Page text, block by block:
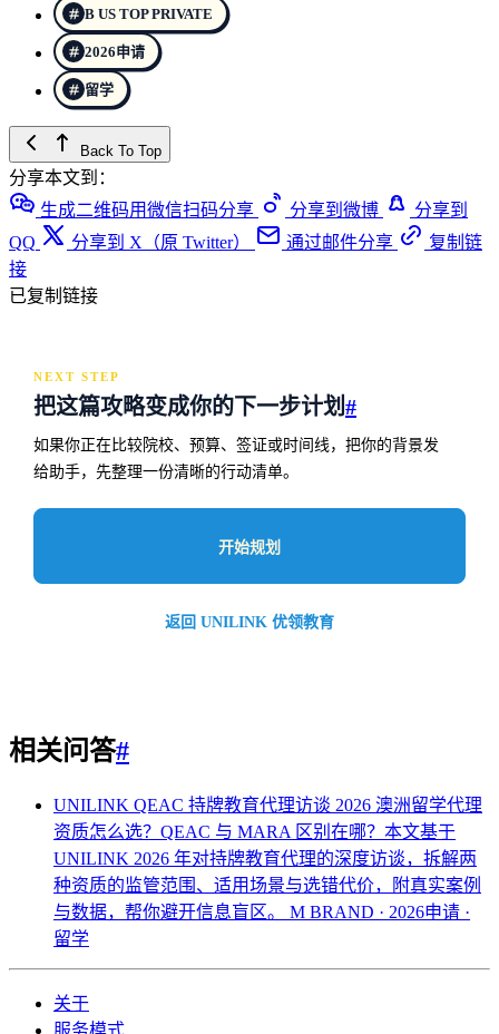
B US TOP PRIVATE
2026申请
留学
Back To Top
分享本文到：
生成二维码用微信扫码分享
分享到微博
分享到
QQ
分享到 X（原 Twitter） 通过邮件分享
复制链
接
已复制链接
NEXT STEP
把这篇攻略变成你的下一步计划#
如果你正在比较院校、预算、签证或时间线，把你的背景发
给助手，先整理一份清晰的行动清单。
开始规划
返回 UNILINK 优领教育
相关问答#
UNILINK QEAC 持牌教育代理访谈 2026 澳洲留学代理
资质怎么选？QEAC 与 MARA 区别在哪？本文基于
UNILINK 2026 年对持牌教育代理的深度访谈，拆解两
种资质的监管范围、适用场景与选错代价，附真实案例
与数据，帮你避开信息盲区。 M BRAND · 2026申请 ·
留学
关于
服务模式